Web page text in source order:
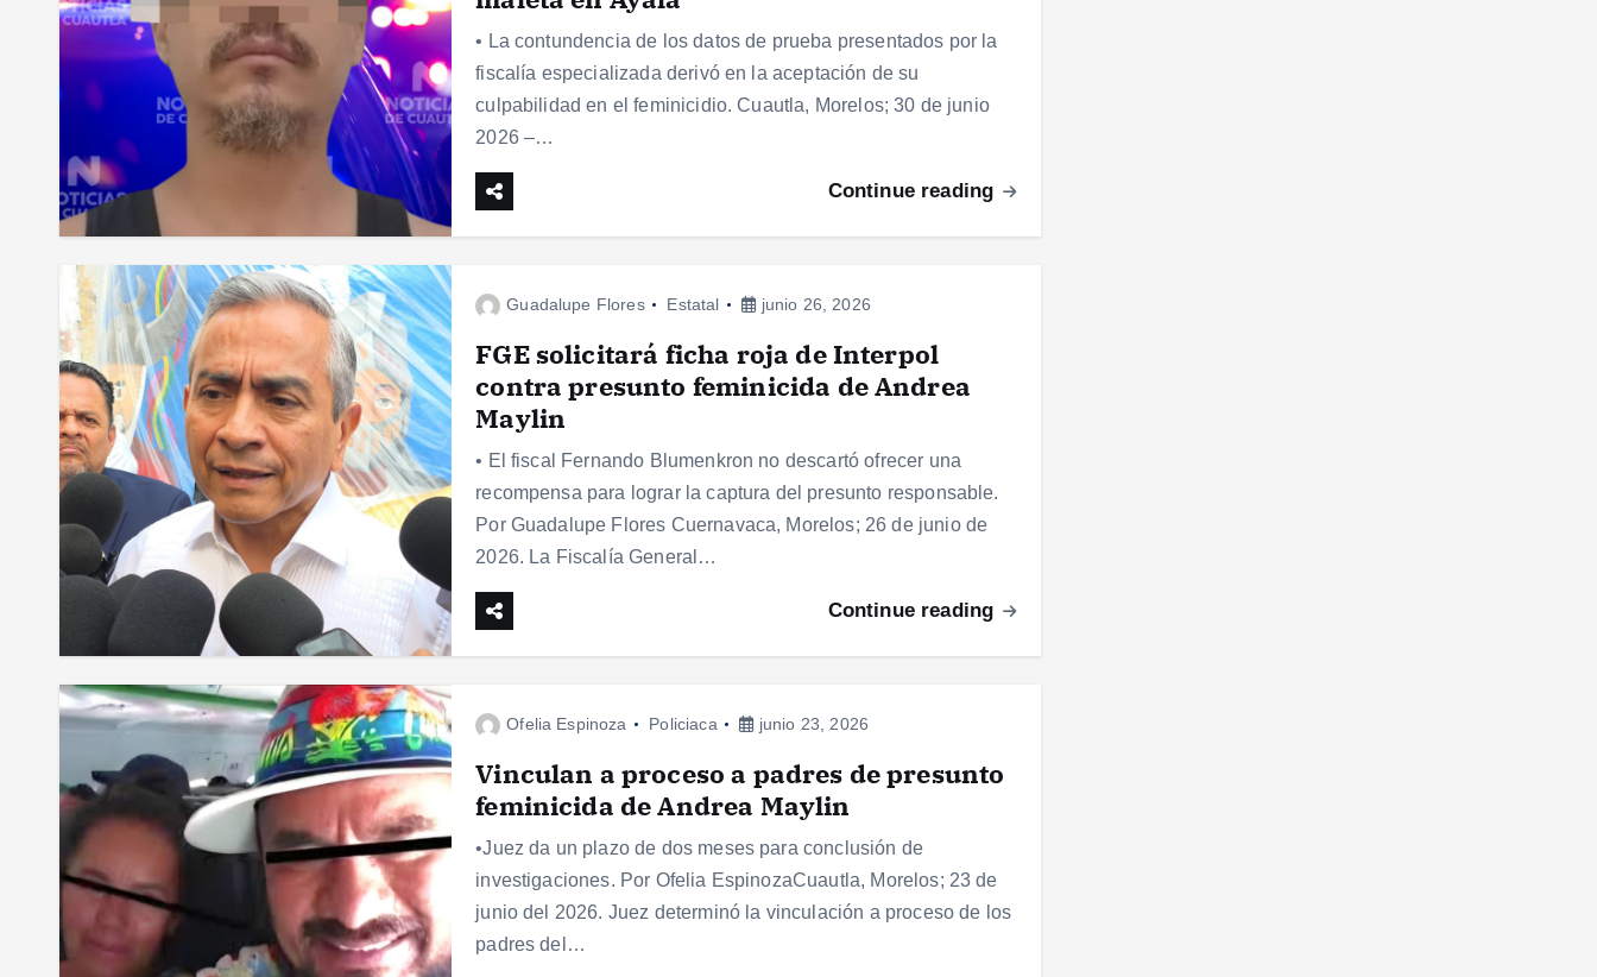
• La contundencia de los datos de prueba presentados por la
fiscalía especializada derivó en la aceptación de su
culpabilidad en el feminicidio. Cuautla, Morelos; 30 de junio
2026 –…
Continue reading
Guadalupe Flores Estatal junio 26, 2026
FGE solicitará ficha roja de Interpol
contra presunto feminicida de Andrea
Maylin
• El fiscal Fernando Blumenkron no descartó ofrecer una
recompensa para lograr la captura del presunto responsable.
Por Guadalupe Flores Cuernavaca, Morelos; 26 de junio de
2026. La Fiscalía General…
Continue reading
Ofelia Espinoza Policiaca junio 23, 2026
Vinculan a proceso a padres de presunto
feminicida de Andrea Maylin
•Juez da un plazo de dos meses para conclusión de
investigaciones. Por Ofelia EspinozaCuautla, Morelos; 23 de
junio del 2026. Juez determinó la vinculación a proceso de los
padres del…